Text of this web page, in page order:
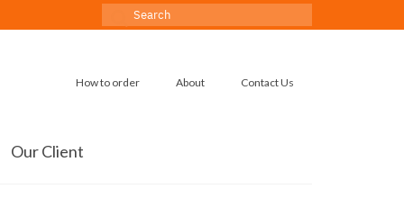
Search
How to order About Contact Us
Our Client